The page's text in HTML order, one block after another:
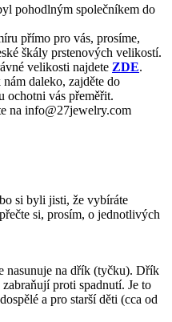
pohodlným společníkem do
přímo pro vás, prosíme,
škály prstenových velikostí.
velikosti najdete ZDE.
daleko, zajděte do
ochotni vás přeměřit.
na info@27jewelry.com
si byli jisti, že vybíráte
si, prosím, o jednotlivých
nasunuje na dřík (tyčku). Dřík
proti spadnutí. Je to
a pro starší děti (cca od